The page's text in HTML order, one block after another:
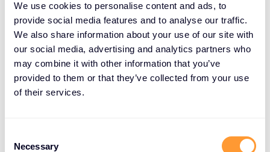
We use cookies to personalise content and ads, to
provide social media features and to analyse our traffic.
We also share information about your use of our site with
our social media, advertising and analytics partners who
may combine it with other information that you’ve
provided to them or that they’ve collected from your use
of their services.
Necessary
facteurs de réussite essentiels pour nous. En tant
qu'entreprise mondiale, nous considérons les
valeurs DE&I comme un élément clé de notre
succès commercial à long terme et comme un
élément important de notre responsabilité sociale
d'entreprise, voir notre politique DE&I.